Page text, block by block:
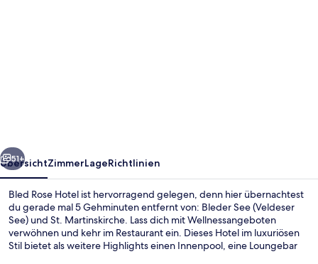
Weiter
51+
ÜbersichtZimmerLageRichtlinien
Bled Rose Hotel ist hervorragend gelegen, denn hier übernachtest
du gerade mal 5 Gehminuten entfernt von: Bleder See (Veldeser
See) und St. Martinskirche. Lass dich mit Wellnessangeboten
verwöhnen und kehr im Restaurant ein. Dieses Hotel im luxuriösen
Stil bietet als weitere Highlights einen Innenpool, eine Loungebar